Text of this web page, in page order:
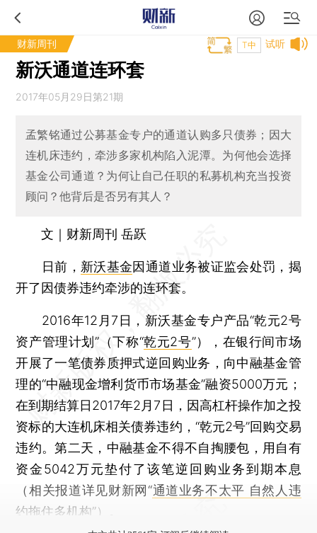
财新周刊 试听
T中
新沃通道连环套
2017年05月29日第21期
孟繁铭通过公募基金专户的通道认购多只债券；因大
连机床违约，牵涉多家机构陷入泥潭。为何他会选择
基金公司通道？为何让自己任职的私募机构充当投资
顾问？他背后是否另有其人？
文｜财新周刊 岳跃
日前， 新沃基金因通道业务被证监会处罚，揭
开了因债券违约牵涉的连环套。
2016年12月7日，新沃基金专户产品“乾元2号
资产管理计划”（下称“乾元2号”），在银行间市场
开展了一笔债券质押式逆回购业务，向中融基金管
理的“中融现金增利货币市场基金”融资5000万元；
在到期结算日2017年2月7日，因高杠杆操作加之投
资标的大连机床相关债券违约，“乾元2号”回购交易
违约。第二天，中融基金不得不自掏腰包，用自有
资金5042万元垫付了该笔逆回购业务到期本息
（相关报道详见财新网“通道业务不太平 自然人违
约拖住多机构”）。